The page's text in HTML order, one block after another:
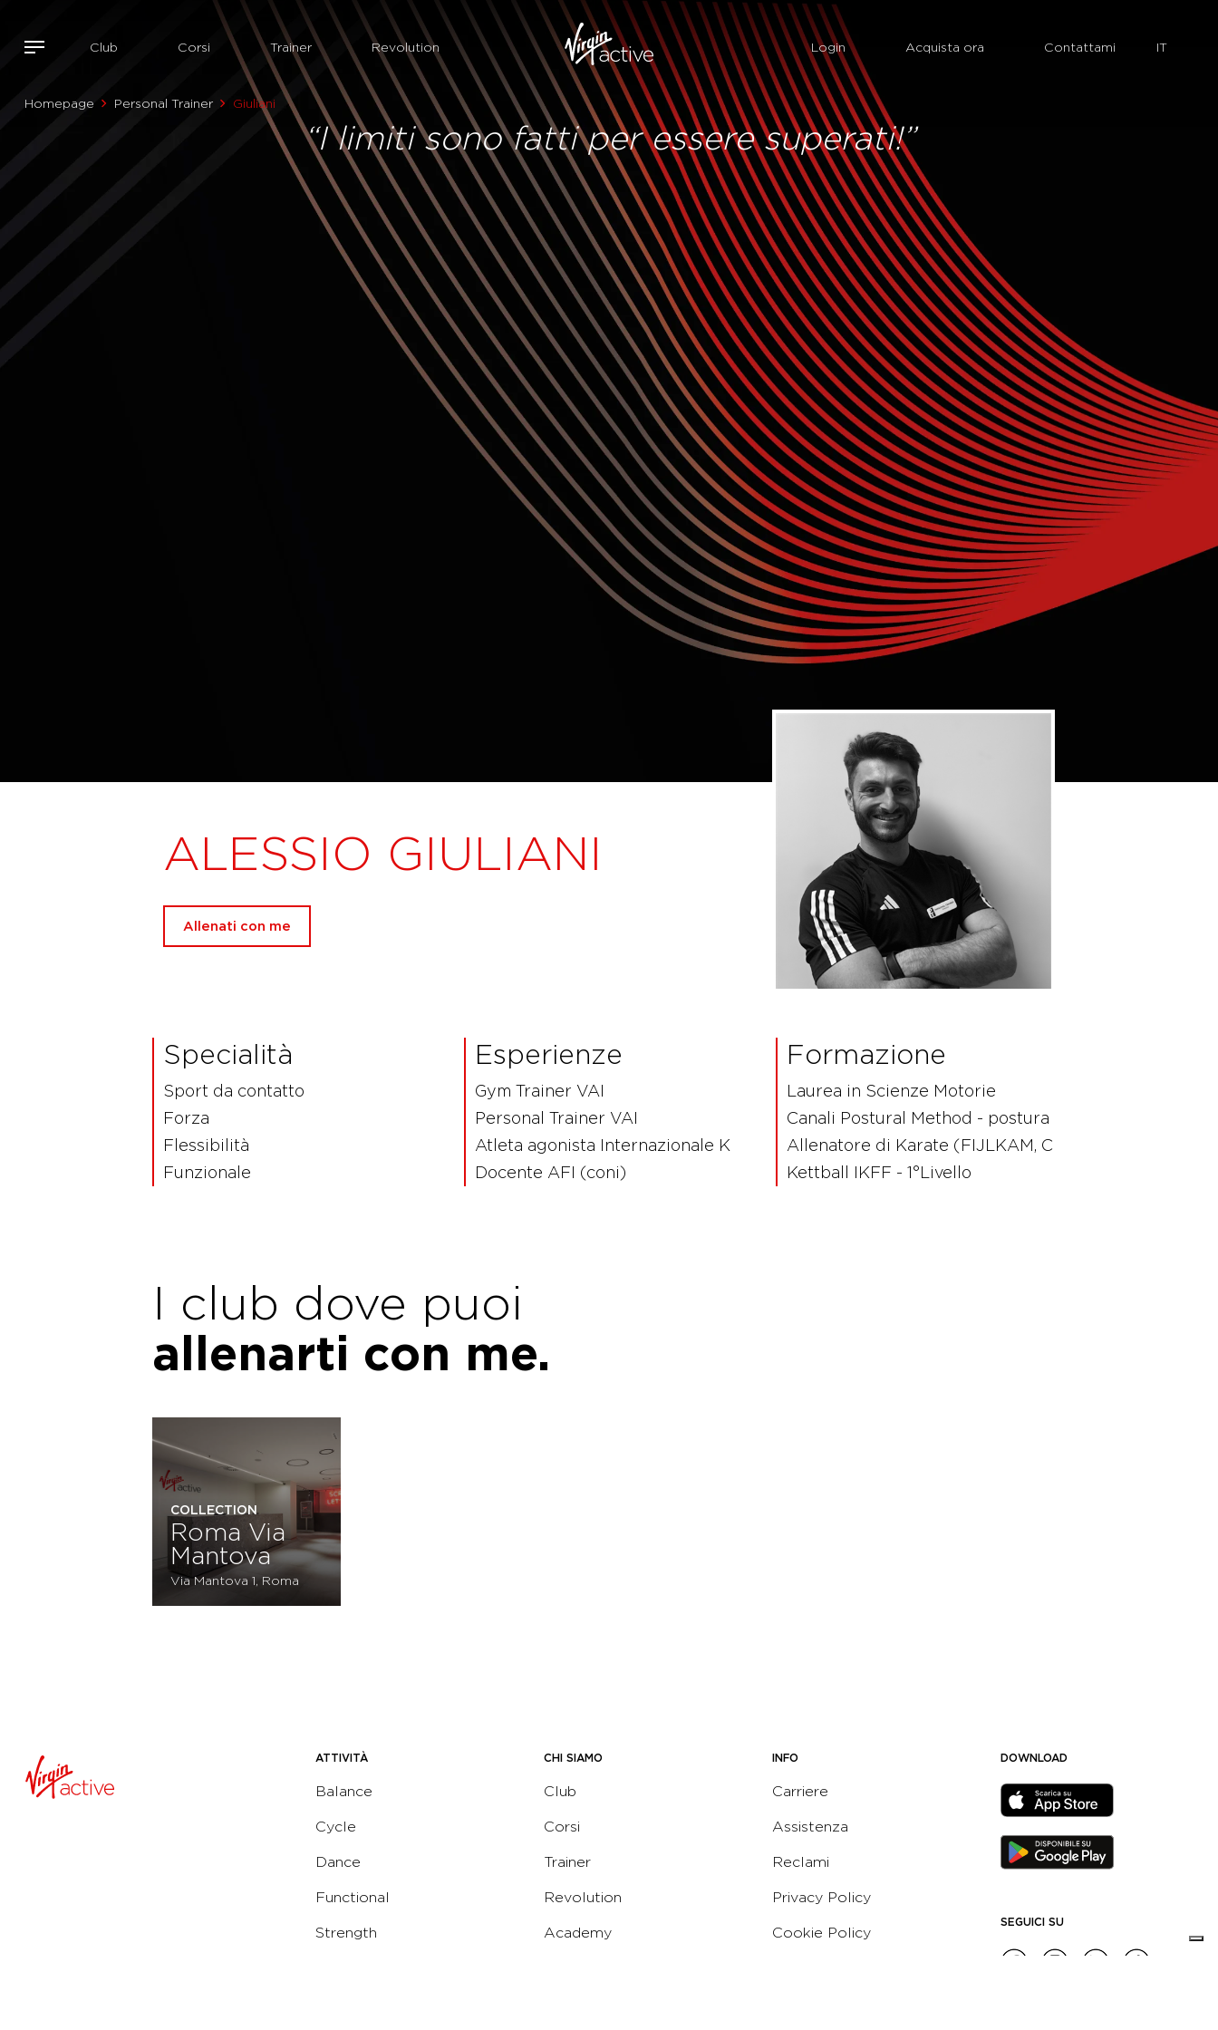
Club Corsi Trainer Revolution Login Acquista ora Contattami
Homepage Personal Trainer Giuliani
“I limiti sono fatti per essere superati!”
ALESSIO GIULIANI
Allenati con me
Specialità
Sport da contatto
Forza
Flessibilità
Funzionale
Esperienze
Gym Trainer VAI
Personal Trainer VAI
Atleta agonista Internazionale K
Docente AFI (coni)
Formazione
Laurea in Scienze Motorie
Canali Postural Method - postura
Allenatore di Karate (FIJLKAM, C
Kettball IKFF - 1°Livello
I club dove puoi
allenarti con me.
COLLECTION
Roma Via
Mantova
Via Mantova 1, Roma
ATTIVITÀ
Balance
Cycle
Dance
Functional
Strength
CHI SIAMO
Club
Corsi
Trainer
Revolution
Academy
INFO
Carriere
Assistenza
Reclami
Privacy Policy
Cookie Policy
DOWNLOAD
SEGUICI SU